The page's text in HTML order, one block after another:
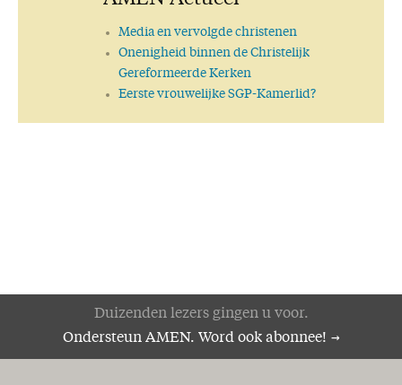
Media en vervolgde christenen
Onenigheid binnen de Christelijk
Gereformeerde Kerken
Eerste vrouwelijke SGP-Kamerlid?
Duizenden lezers gingen u voor.
Ondersteun AMEN. Word ook abonnee!